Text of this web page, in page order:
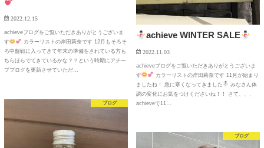
2022.12.15
achieveブログをご覧いただきありがとうございま
す
カラーリストの岸田莉奈です 12月もそろそ
ろ中盤戦に入ってきて年末の準備をされている方も
ちらほらでてきているかな？？という時期にアチー
ブブログを更新させていただ…
achieve WINTER SALE
2022.11.03
achieveブログをご覧いただきありがとうございま
す
カラーリストの岸田莉奈です 11月が始まり
ましたね！ 急に寒くなってきました
みなさん体
調の変化にお気をつけくださいね！！ さて、、、
achieveで11…
ブログ
ブログ